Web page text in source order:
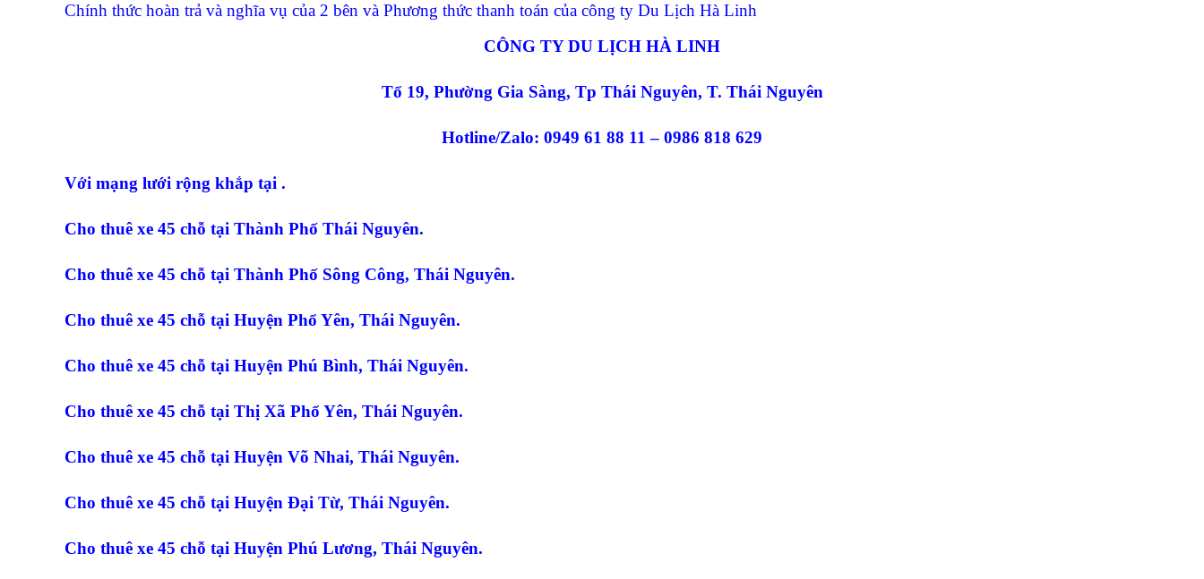
Chính thức hoàn trả và nghĩa vụ của 2 bên và Phương thức thanh toán của công ty Du Lịch Hà Linh
CÔNG TY DU LỊCH HÀ LINH
Tổ 19, Phường Gia Sàng, Tp Thái Nguyên, T. Thái Nguyên
Hotline/Zalo: 0949 61 88 11 – 0986 818 629
Với mạng lưới rộng khắp tại .
Cho thuê xe 45 chỗ tại Thành Phố Thái Nguyên.
Cho thuê xe 45 chỗ tại Thành Phố Sông Công, Thái Nguyên.
Cho thuê xe 45 chỗ tại Huyện Phổ Yên, Thái Nguyên.
Cho thuê xe 45 chỗ tại Huyện Phú Bình, Thái Nguyên.
Cho thuê xe 45 chỗ tại Thị Xã Phổ Yên, Thái Nguyên.
Cho thuê xe 45 chỗ tại Huyện Võ Nhai, Thái Nguyên.
Cho thuê xe 45 chỗ tại Huyện Đại Từ, Thái Nguyên.
Cho thuê xe 45 chỗ tại Huyện Phú Lương, Thái Nguyên.